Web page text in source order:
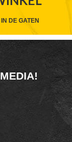
DE GATEN